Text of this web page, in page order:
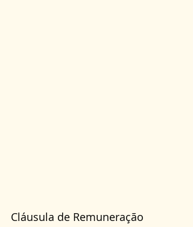
Cláusula de Remuneração